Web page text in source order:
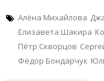
Алёна Михайлова
Елизавета Шакира
Пётр Скворцов
Фёдор Бондарчук